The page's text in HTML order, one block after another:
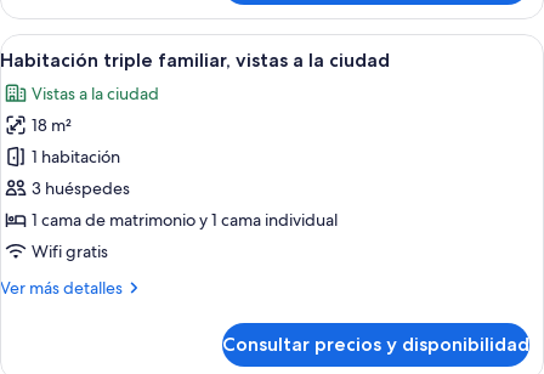
clásica
doble,
vistas
la
ciudad
Abrir
todas
las
fotos
de
Habitación
triple
familiar,
a
Habitación de hotel con dos camas,
5
Habitación triple familiar, vistas a la ciudad
Vistas a la ciudad
18 m²
1 habitación
3 huéspedes
1 cama de matrimonio y 1 cama individual
Wifi gratis
Ver más detalles
Más
Consultar precios y disponibilidad